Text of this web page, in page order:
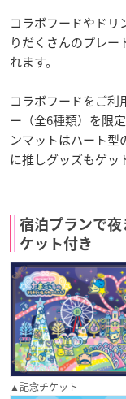
コラボフードやドリ
りだくさんのプレー
れます。
コラボフードをご利
ー（全6種類）を限
ンマットはハート型
に推しグッズもゲッ
宿泊プランで
ケット付き
▲記念チケット